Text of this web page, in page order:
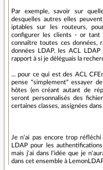
Par exemple, savoir sur
desquelles autres elles
iptables sur les routeurs,
configurer les clients - or tant
connaître toutes ces données,
données LDAP, les ACL
rapport à si je déléguais la
... pour ce qui est des ACL
pense "simplement" essayer
hôtes (en créant autant de
seront personnalisés des
certaines classes, assignées
Je n'ai pas encore trop réfléchi
LDAP pour les
mais j'ai dans l'idée que je
dans cet ensemble à